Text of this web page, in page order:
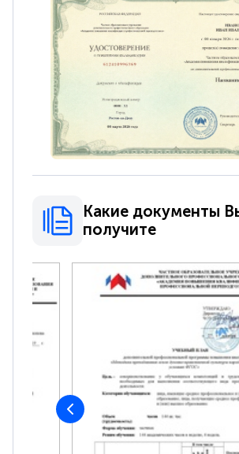
Какие документы
получите